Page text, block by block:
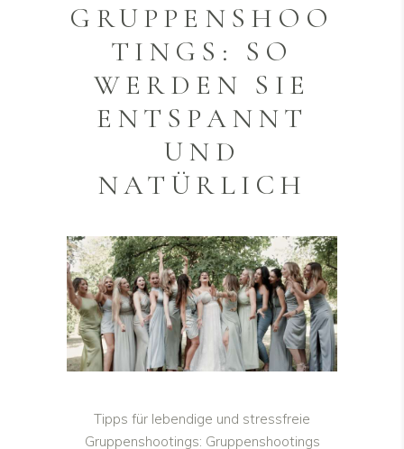
GRUPPENSHOO
TINGS: SO
WERDEN SIE
ENTSPANNT
UND
NATÜRLICH
Tipps für lebendige und stressfreie
Gruppenshootings: Gruppenshootings